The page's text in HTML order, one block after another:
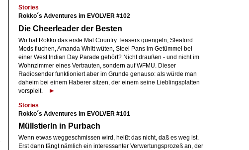
Stories
Rokko´s Adventures im EVOLVER #102
Die Cheerleader der Besten
Wo hat Rokko das erste Mal Country Teasers quengeln, Sleaford
Mods fluchen, Amanda Whitt wüten, Steel Pans im Getümmel bei
einer West Indian Day Parade gehört? Nicht draußen - und nicht im
Wohnzimmer eines Vertrauten, sondern auf WFMU. Dieser
Radiosender funktioniert aber im Grunde genauso: als würde man
daheim bei einem Haberer sitzen, der einem seine Lieblingsplatten
vorspielt.
Stories
Rokko´s Adventures im EVOLVER #101
Müllstierln in Purbach
Wenn etwas weggeschmissen wird, heißt das nicht, daß es weg ist.
Erst dann fängt nämlich ein interessanter Verwertungsprozeß an, der